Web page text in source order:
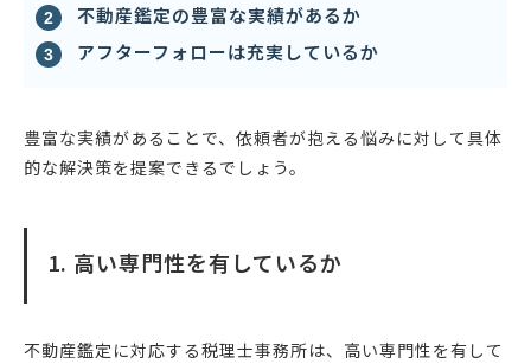
不動産鑑定の豊富な実績があるか
アフターフォローは充実しているか
豊富な実績があることで、依頼者が抱える悩みに対して具体
的な解決策を提案できるでしょう。
1. 高い専門性を有しているか
不動産鑑定に対応する税理士事務所は、高い専門性を有して